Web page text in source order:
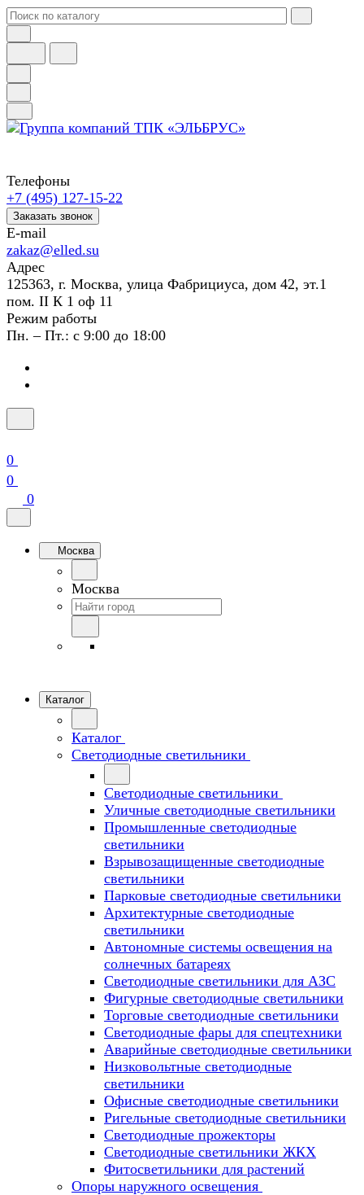
Телефоны
+7 (495) 127-15-22
Заказать звонок
E-mail
zakaz@elled.su
Адрес
125363, г. Москва, улица Фабрициуса, дом 42, эт.1
пом. II К 1 оф 11
Режим работы
Пн. – Пт.: с 9:00 до 18:00
0
0
0
Москва
Москва
Каталог
Каталог
Светодиодные светильники
Светодиодные светильники
Уличные светодиодные светильники
Промышленные светодиодные
светильники
Взрывозащищенные светодиодные
светильники
Парковые светодиодные светильники
Архитектурные светодиодные
светильники
Автономные системы освещения на
солнечных батареях
Светодиодные светильники для АЗС
Фигурные светодиодные светильники
Торговые светодиодные светильники
Cветодиодные фары для спецтехники
Аварийные светодиодные светильники
Низковольтные светодиодные
светильники
Офисные светодиодные светильники
Ригельные светодиодные светильники
Светодиодные прожекторы
Светодиодные светильники ЖКХ
Фитосветильники для растений
Опоры наружного освещения